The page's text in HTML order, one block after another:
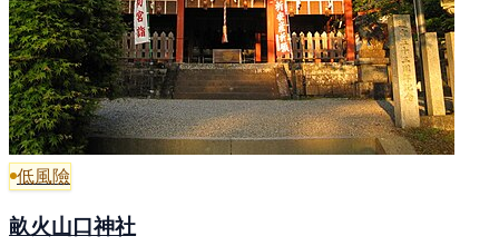
低風險
畝火山口神社